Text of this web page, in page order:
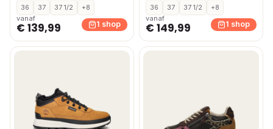
36 37 37 1/2
+8
vanaf
€ 139,99 1 shop
36 37 37 1/2
+8
vanaf
€ 149,99 1 shop